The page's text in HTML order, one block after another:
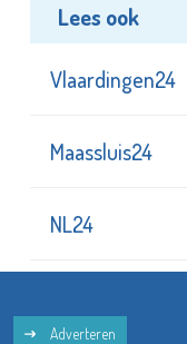
Lees ook
Vlaardingen24
Maassluis24
NL24
Adverteren